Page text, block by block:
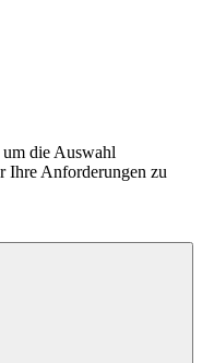
um die Auswahl
Ihre Anforderungen zu